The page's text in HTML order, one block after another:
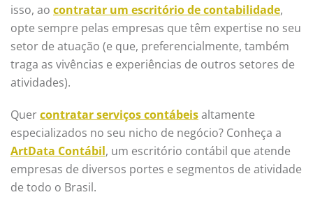
isso, ao contratar um escritório de contabilidade,
opte sempre pelas empresas que têm expertise no seu
setor de atuação (e que, preferencialmente, também
traga as vivências e experiências de outros setores de
atividades).
Quercontratar serviços contábeisaltamente
especializados no seu nicho de negócio? Conheça a
ArtData Contábil, um escritório contábil que atende
empresas de diversos portes e segmentos de atividade
de todo o Brasil.